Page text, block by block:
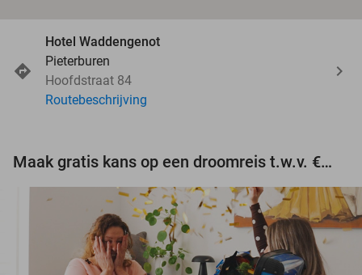
Hotel Waddengenot
Pieterburen
Hoofdstraat 84
Routebeschrijving
Maak gratis kans op een droomreis t.w.v. €3.000!